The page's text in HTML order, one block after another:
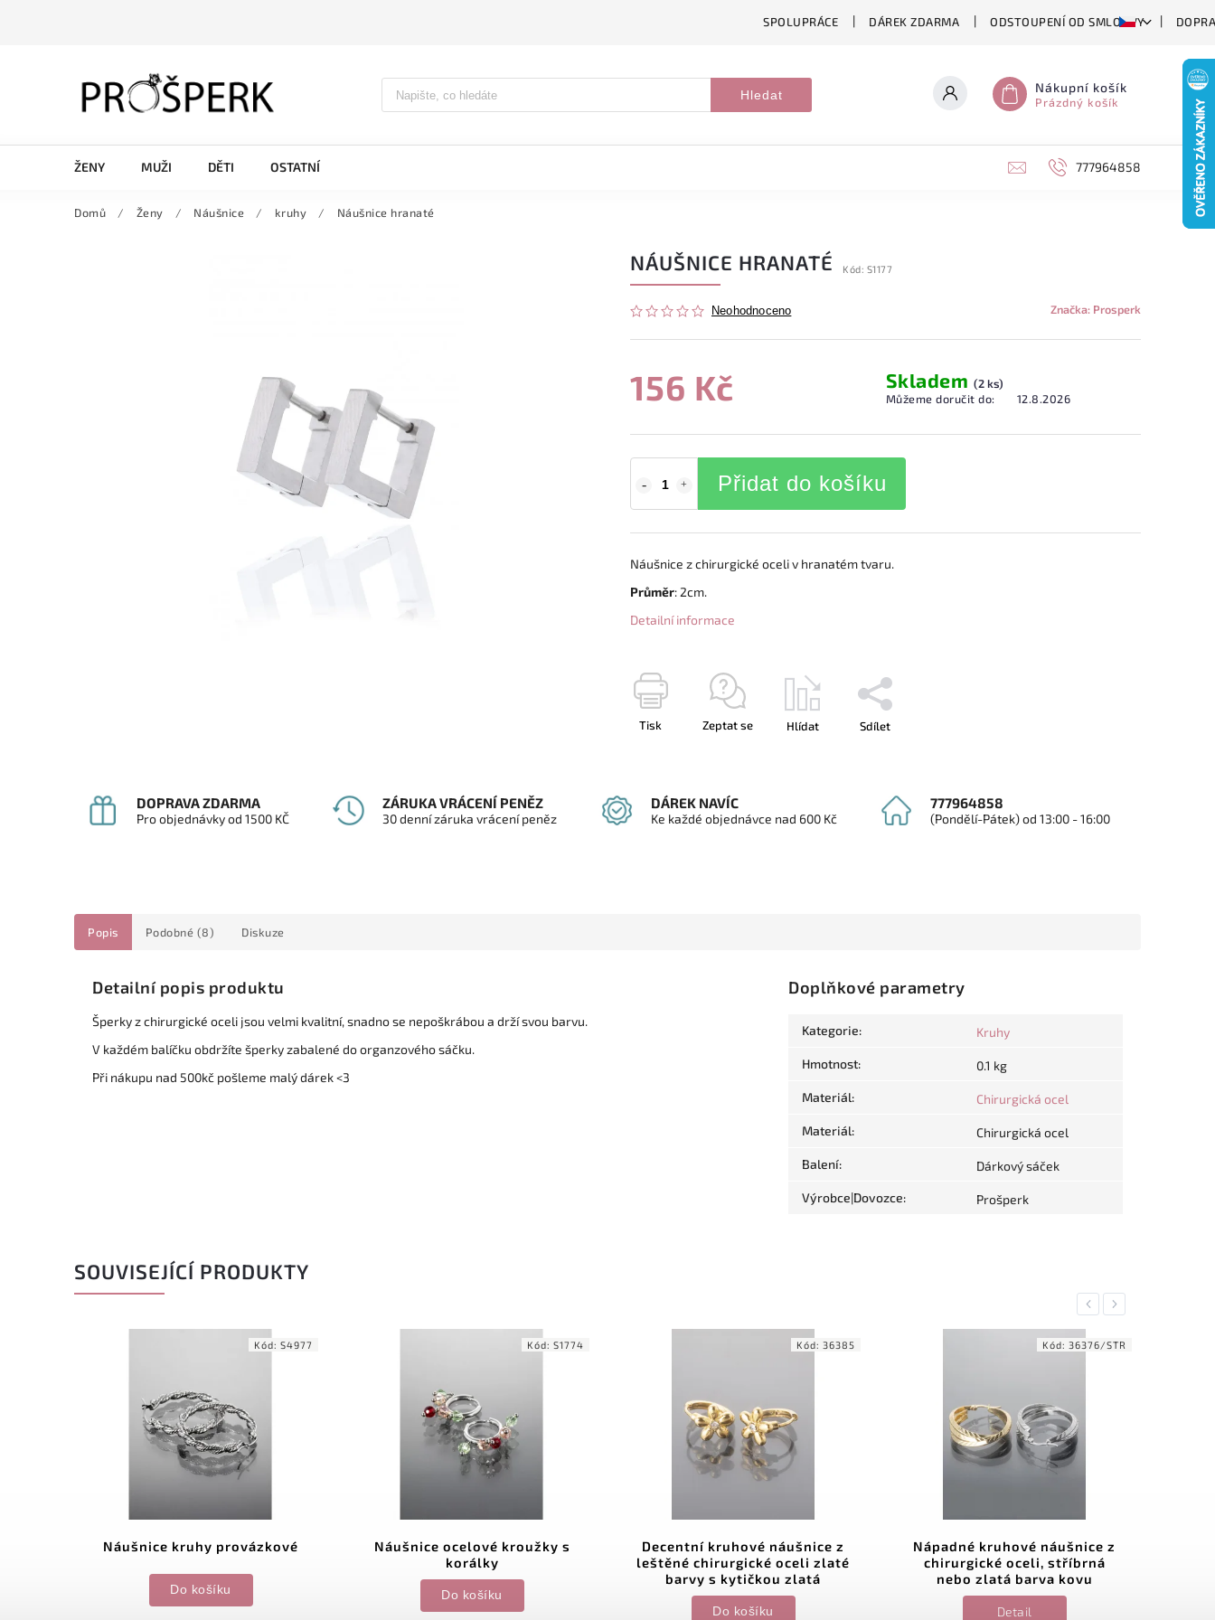
SPOLUPRÁCE DÁREK ZDARMA ODSTOUPENÍ OD SMLOUVY
Hledat Nákupní košík
Prázdný košík
ŽENY MUŽI DĚTI OSTATNÍ 777964858
Domů / Ženy / Náušnice / kruhy / Náušnice hranaté
NÁUŠNICE HRANATÉ Kód: S1177
Neohodnoceno Značka: Prosperk
156 Kč Skladem (2 ks)
Můžeme doručit do:
12.8.2026
Přidat do košíku
Náušnice z chirurgické oceli v hranatém tvaru.
Průměr: 2cm.
Detailní informace
Tisk Zeptat se Hlídat Sdílet
DOPRAVA ZDARMA
Pro objednávky od 1500 KČ
ZÁRUKA VRÁCENÍ PENĚZ
30 denní záruka vrácení peněz
DÁREK NAVÍC
Ke každé objednávce nad 600 Kč
777964858
(Pondělí-Pátek) od 13:00 - 16:00
Popis Podobné (8) Diskuze
Detailní popis produktu
Šperky z chirurgické oceli jsou velmi kvalitní, snadno se nepoškrábou a drží svou barvu.
V každém balíčku obdržíte šperky zabalené do organzového sáčku.
Při nákupu nad 500kč pošleme malý dárek <3
Doplňkové parametry
Kategorie: Kruhy
Hmotnost: 0.1 kg
Materiál: Chirurgická ocel
Materiál: Chirurgická ocel
Balení: Dárkový sáček
Výrobce|Dovozce: Prošperk
SOUVISEJÍCÍ PRODUKTY
Previous
Náušnice kruhy provázkové
Do košíku
Kód: S4977
Náušnice ocelové kroužky s
korálky
Do košíku
Kód: S1774
Decentní kruhové náušnice z
leštěné chirurgické oceli zlaté
barvy s kytičkou zlatá
Do košíku
Kód: 36385
Nápadné kruhové náušnice z
chirurgické oceli, stříbrná
nebo zlatá barva kovu
Detail
Kód: 36376/STR
Next